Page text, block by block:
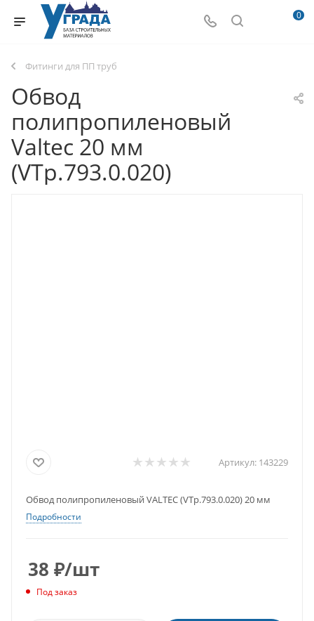
0
Фитинги для ПП труб
Обвод
полипропиленовый
Valtec 20 мм
(VTp.793.0.020)
Артикул: 143229
Обвод полипропиленовый VALTEC (VTp.793.0.020) 20 мм
Подробности
38 ₽/шт
Под заказ